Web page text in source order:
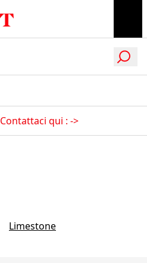
Contattaci qui : ->
Limestone